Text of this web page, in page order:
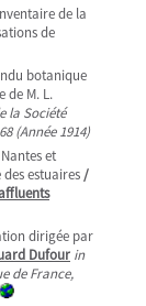
de la
de
botanique
de M. L.
la Société
(Année 1914)
et
estuaires/
dirigée par
Dufour in
de France,